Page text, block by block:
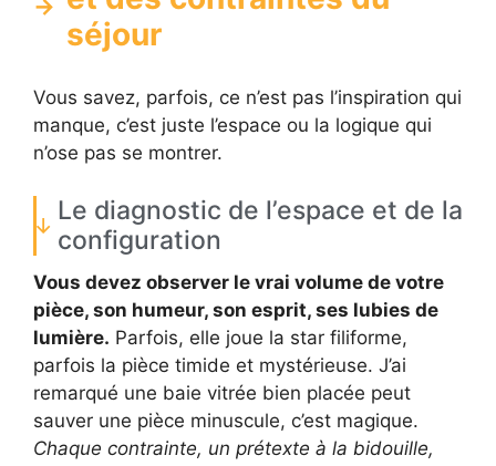
séjour
Vous savez, parfois, ce n’est pas l’inspiration qui
manque, c’est juste l’espace ou la logique qui
n’ose pas se montrer.
Le diagnostic de l’espace et de la
configuration
Vous devez observer le vrai volume de votre
pièce, son humeur, son esprit, ses lubies de
lumière. Parfois, elle joue la star filiforme,
parfois la pièce timide et mystérieuse. J’ai
remarqué une baie vitrée bien placée peut
sauver une pièce minuscule, c’est magique.
Chaque contrainte, un prétexte à la bidouille,